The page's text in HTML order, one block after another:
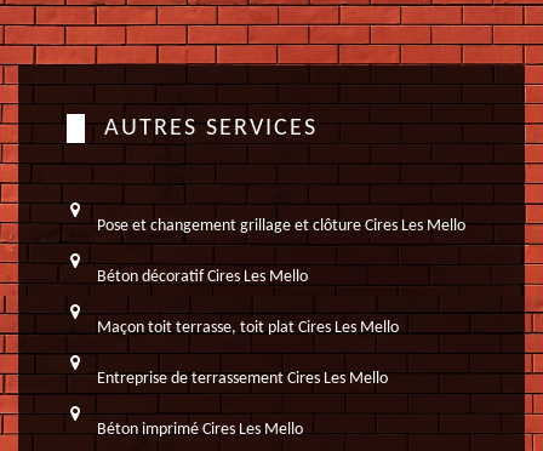
AUTRES SERVICES
Pose et changement grillage et clôture Cires Les Mello
Béton décoratif Cires Les Mello
Maçon toit terrasse, toit plat Cires Les Mello
Entreprise de terrassement Cires Les Mello
Béton imprimé Cires Les Mello